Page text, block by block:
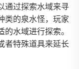
通过探索水域来寻
类的泉水怪，玩家
水域进行探索。
者特殊道具来延长